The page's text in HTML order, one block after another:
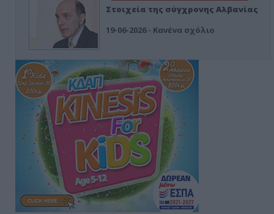
Στοιχεία της σύγχρονης Αλβανίας
19-06-2026 - Κανένα σχόλιο